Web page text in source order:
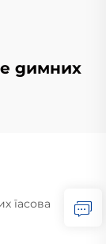
димних
гасова